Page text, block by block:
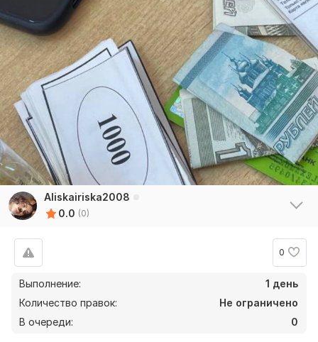
Aliskairiska2008
0.0 (0)
0
Выполнение:
1 день
Количество правок:
Не ограничено
В очереди:
0